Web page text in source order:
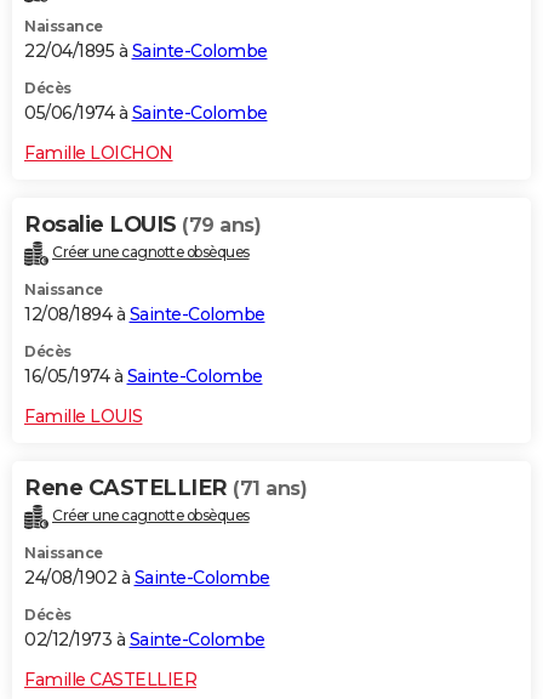
Naissance
22/04/1895 à Sainte-Colombe
Décès
05/06/1974 à Sainte-Colombe
Famille LOICHON
Rosalie LOUIS (79 ans)
Créer une cagnotte obsèques
Naissance
12/08/1894 à Sainte-Colombe
Décès
16/05/1974 à Sainte-Colombe
Famille LOUIS
Rene CASTELLIER (71 ans)
Créer une cagnotte obsèques
Naissance
24/08/1902 à Sainte-Colombe
Décès
02/12/1973 à Sainte-Colombe
Famille CASTELLIER